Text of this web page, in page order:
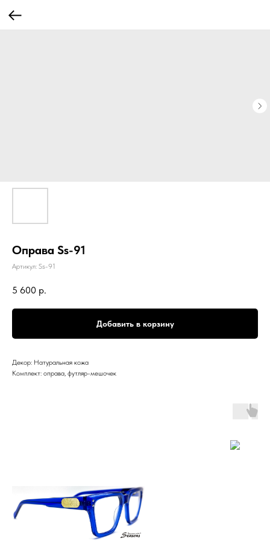
Оправа Ss-91
Артикул: Ss-91
5 600 р.
Добавить в корзину
Декор: Натуральная кожа
Комплект: оправа, футляр-мешочек